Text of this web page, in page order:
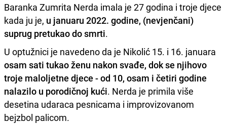
Baranka Zumrita Nerda imala je 27 godina i troje djece
kada ju je, u januaru 2022. godine, (nevjenčani)
suprug pretukao do smrti.
U optužnici je navedeno da je Nikolić 15. i 16. januara
osam sati tukao ženu nakon svađe, dok se njihovo
troje maloljetne djece - od 10, osam i četiri godine
nalazilo u porodičnoj kući. Nerda je primila više
desetina udaraca pesnicama i improvizovanom
bejzbol palicom.